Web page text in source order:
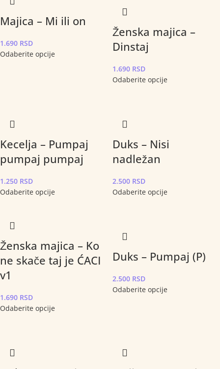
Majica – Mi ili on
1.690 RSD
Odaberite opcije
Ženska majica –
Dinstaj
1.690 RSD
Odaberite opcije
Kecelja – Pumpaj
pumpaj pumpaj
1.250 RSD
Odaberite opcije
Duks – Nisi
nadležan
2.500 RSD
Odaberite opcije
Ženska majica – Ko
ne skače taj je ĆACI
v1
1.690 RSD
Odaberite opcije
Duks – Pumpaj (P)
2.500 RSD
Odaberite opcije